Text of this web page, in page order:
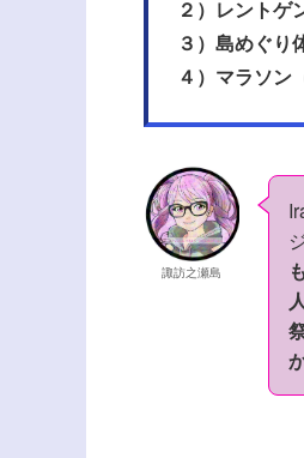
２）レント
３）島めぐり
４）マラソン
諏訪之瀬島